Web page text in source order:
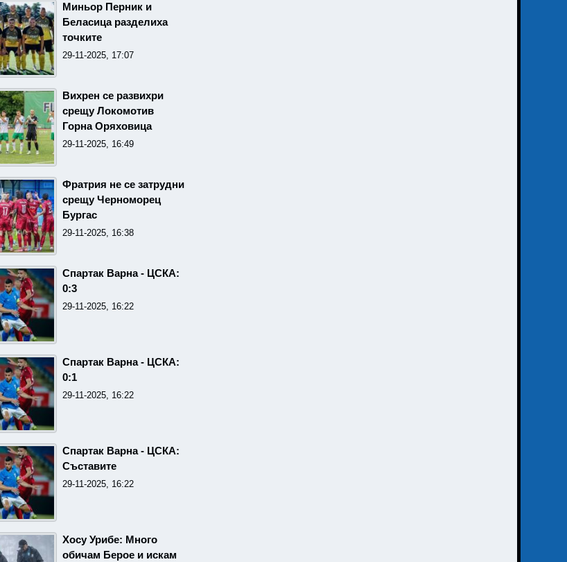
Миньор Перник и
Беласица разделиха
точките
29-11-2025, 17:07
Вихрен се развихри
срещу Локомотив
Горна Оряховица
29-11-2025, 16:49
Фратрия не се затрудни
срещу Черноморец
Бургас
29-11-2025, 16:38
Спартак Варна - ЦСКА:
0:3
29-11-2025, 16:22
Спартак Варна - ЦСКА:
0:1
29-11-2025, 16:22
Спартак Варна - ЦСКА:
Съставите
29-11-2025, 16:22
Хосу Урибе: Много
обичам Берое и искам